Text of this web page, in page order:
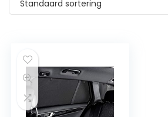
Standaard sortering